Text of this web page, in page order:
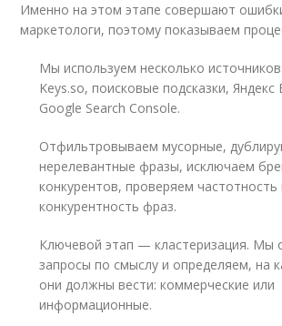
Именно на этом этапе совершают
маркетологи, поэтому показываем
Мы используем несколько
Keys.so, поисковые подсказки,
Google Search Console.
Отфильтровываем мусорные,
нерелевантные фразы, исключаем
конкурентов, проверяем частотность
конкурентность фраз.
Ключевой этап — кластеризация. Мы
запросы по смыслу и определяем, на
они должны вести: коммерческие или
информационные.